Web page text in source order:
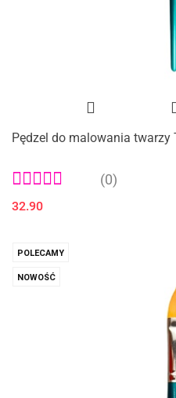
Pędzel do malowania twarzy
(0)
32.90
POLECAMY
NOWOŚĆ